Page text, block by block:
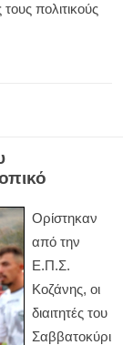
πολιτικούς
Ορίστηκαν
από την
Ε.Π.Σ.
Κοζάνης, οι
διαιτητές του
Σαββατοκύρι